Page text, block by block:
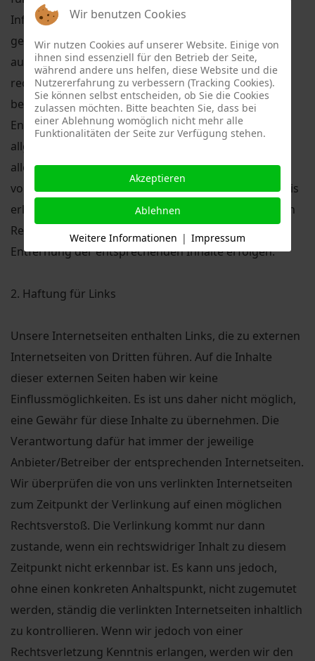
Informationen von Dritten, die übermittelt oder
gespeichert wurden, überwachen oder Umstände
ausforschen müssten, die Hinweise auf nicht
rechtmäßige Tätigkeiten ergeben. Davon nicht
berührt, ist unsere Verpflichtung zur Sperrung oder
Entfernung von Informationen, welche uns von den
allgemeinen Gesetzen auferlegt wird. Wir haften
allerdings insoweit erst in dem Moment, in dem wir
von einer konkreten Verletzung von Rechten Kenntnis
erlangen. Wenn wir von einer solchen Verletzung von
Rechten Kenntnis erlangen, wird eine unverzügliche
Entfernung der entsprechenden Inhalte erfolgen.
2. Haftung für Links
Unsere Internetseiten enthalten Links, die zu externen
Internetseiten von Dritten führen. Auf die Inhalte
dieser externen Seiten haben wir keine
Einflussmöglichkeiten. Es ist uns daher nicht möglich,
eine Gewähr für diese Inhalte zu übernehmen. Die
Verantwortung dafür hat immer der jeweilige
Anbieter/Betreiber der entsprechenden Internetseiten.
Wir überprüfen die von uns verlinkten Internetseiten
zum Zeitpunkt der Verlinkung auf einen möglichen
Rechtsverstoß. Die Verlinkung kommt nur dann
zustande, wenn ein rechtswidriger Inhalt zu diesem
Zeitpunkt nicht erkennbar ist. Es kann uns jedoch,
ohne einen konkreten Anhaltspunkt, nicht zugemutet
werden, ständig die verlinkten Internetseiten inhaltlich
zu kontrollieren. Wenn wir jedoch von einer
Rechtsverletzung Kenntnis erlangen, werden wir den
Wir benutzen Cookies
Wir nutzen Cookies auf unserer Website. Einige von
ihnen sind essenziell für den Betrieb der Seite,
während andere uns helfen, diese Website und die
Nutzererfahrung zu verbessern (Tracking Cookies).
Sie können selbst entscheiden, ob Sie die Cookies
zulassen möchten. Bitte beachten Sie, dass bei
einer Ablehnung womöglich nicht mehr alle
Funktionalitäten der Seite zur Verfügung stehen.
Akzeptieren
Ablehnen
Weitere Informationen | Impressum